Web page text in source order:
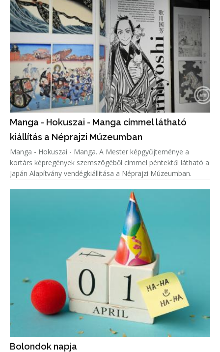
Manga - Hokuszai - Manga címmel látható
kiállítás a Néprajzi Múzeumban
Manga - Hokuszai - Manga. A Mester képgyűjteménye a
kortárs képregények szemszögéből címmel péntektől látható a
Japán Alapítvány vendégkiállítása a Néprajzi Múzeumban.
Bolondok napja